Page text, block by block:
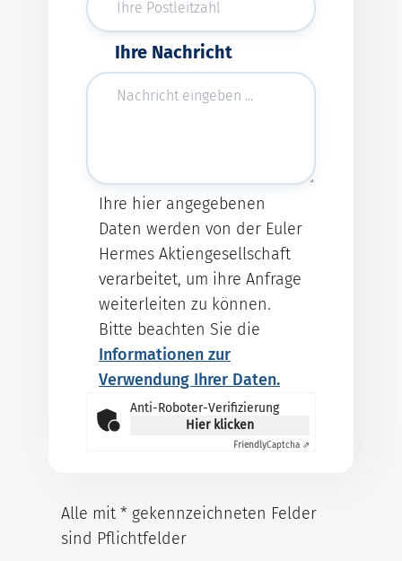
Ihre Nachricht
Ihre hier angegebenen
Daten werden von der Euler
Hermes Aktiengesellschaft
verarbeitet, um ihre Anfrage
weiterleiten zu können.
Bitte beachten Sie die
Informationen zur
Verwendung Ihrer Daten.
Anti-Roboter-Verifizierung
Hier klicken
FriendlyCaptcha ⇗
Alle mit * gekennzeichneten Felder
sind Pflichtfelder